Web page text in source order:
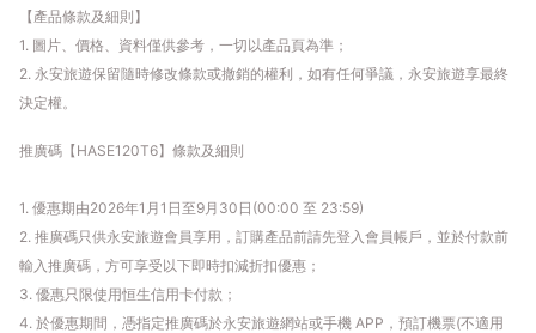
【產品條款及細則】
1. 圖片、價格、資料僅供參考，一切以產品頁為準；
2. 永安旅遊保留隨時修改條款或撤銷的權利，如有任何爭議，永安旅遊享最終
決定權。
推廣碼【HASE120T6】條款及細則
1. 優惠期由2026年1月1日至9月30日(00:00 至 23:59)
2. 推廣碼只供永安旅遊會員享用，訂購產品前請先登入會員帳戶，並於付款前
輸入推廣碼，方可享受以下即時扣減折扣優惠；
3. 優惠只限使用恒生信用卡付款；
4. 於優惠期間，憑指定推廣碼於永安旅遊網站或手機 APP，預訂機票(不適用